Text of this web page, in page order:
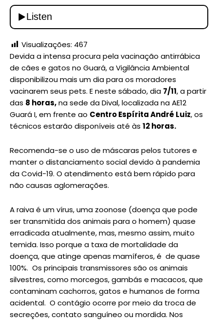
Visualizações: 467
Devida a intensa procura pela vacinação antirrábica
de cães e gatos no Guará, a Vigilância Ambiental
disponibilizou mais um dia para os moradores
vacinarem seus pets. E neste sábado, dia 7/11, a partir
das 8 horas,na sede da Dival, localizada na AE12
Guará I, em frente ao Centro Espírita André Luiz, os
técnicos estarão disponíveis até às 12 horas.
Recomenda-se o uso de máscaras pelos tutores e
manter o distanciamento social devido à pandemia
da Covid-19. O atendimento está bem rápido para
não causas aglomerações.
A raiva é um vírus, uma zoonose (doença que pode
ser transmitida dos animais para o homem) quase
erradicada atualmente, mas, mesmo assim, muito
temida. Isso porque a taxa de mortalidade da
doença, que atinge apenas mamíferos, é de quase
100%. Os principais transmissores são os animais
silvestres, como morcegos, gambás e macacos, que
contaminam cachorros, gatos e humanos de forma
acidental. O contágio ocorre por meio da troca de
secreções, contato sanguíneo ou mordida. Nos